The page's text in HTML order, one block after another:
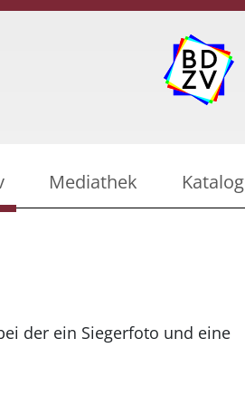
Mediathek Katalog
der ein Siegerfoto und eine